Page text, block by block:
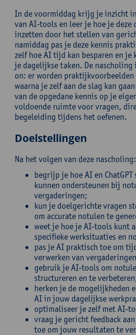
In de voormiddag krijg je inzicht
van AI-tools en leer je hoe je deze
inzetten door het stellen van
namiddag pas je deze kennis
zelf hoe AI tijd kan besparen en je
je dagelijkse taken. De
on: er worden praktijkvoorbeelden
waarna je zelf aan de slag kan
van de opgedane kennis op je
voldoende ruimte voor vragen,
begeleiding tijdens het oefenen.
Doelstellingen
Na het volgen van deze nascholing:
begrijp je hoe AI en
kunnen ondersteunen bij
vergaderingen;
kun je doelgerichte vragen
om accurate notulen te
weet je hoe je AI-tools kunt
specifieke werksituaties en
pas je AI praktisch toe om
verwerken van
gebruik je AI-tools om
structureren en te
herken je de mogelijkheden
AI in jouw dagelijkse
optimaliseer je zelf met AI-
vraag je gericht feedback
toe om jouw resultaten te